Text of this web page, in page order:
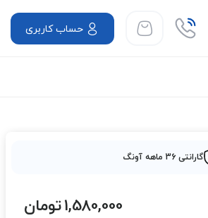
حساب کاربری
گارانتی 36 ماهه آونگ
1,580,000تومان